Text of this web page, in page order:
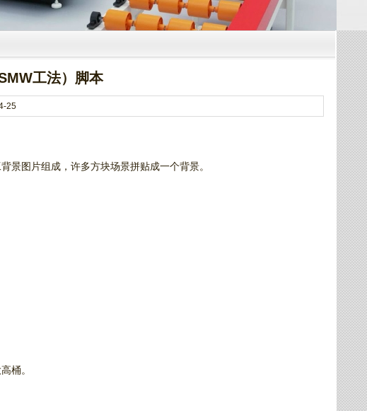
工法）脚本
25
景图片组成，许多方块场景拼贴成一个背景。
桶。